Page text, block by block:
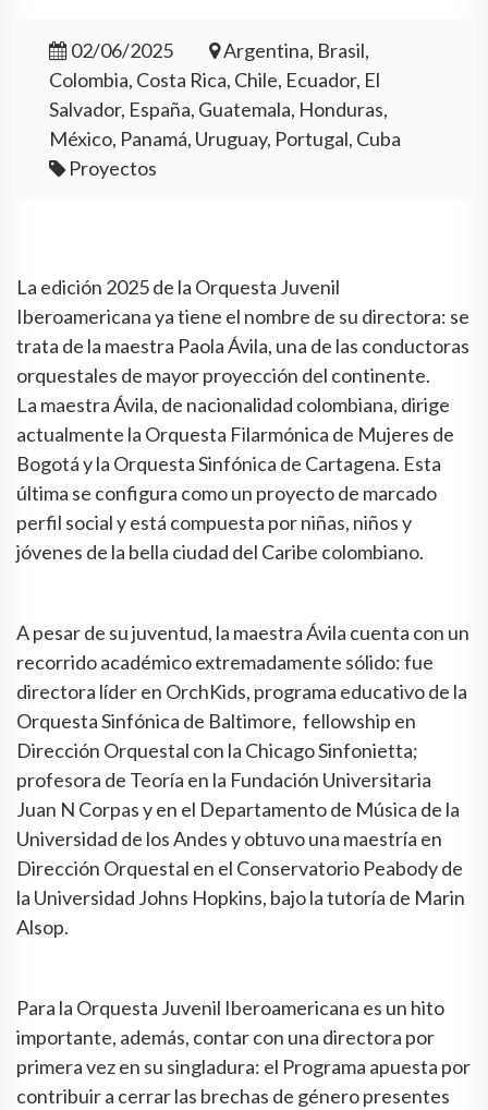
02/06/2025
Argentina, Brasil,
Colombia, Costa Rica, Chile, Ecuador, El
Salvador, España, Guatemala, Honduras,
México, Panamá, Uruguay, Portugal, Cuba
Proyectos
La edición 2025 de la Orquesta Juvenil
Iberoamericana ya tiene el nombre de su directora: se
trata de la maestra Paola Ávila, una de las conductoras
orquestales de mayor proyección del continente.
La maestra Ávila, de nacionalidad colombiana, dirige
actualmente la Orquesta Filarmónica de Mujeres de
Bogotá y la Orquesta Sinfónica de Cartagena. Esta
última se configura como un proyecto de marcado
perfil social y está compuesta por niñas, niños y
jóvenes de la bella ciudad del Caribe colombiano.
A pesar de su juventud, la maestra Ávila cuenta con un
recorrido académico extremadamente sólido: fue
directora líder en OrchKids, programa educativo de la
Orquesta Sinfónica de Baltimore, fellowship en
Dirección Orquestal con la Chicago Sinfonietta;
profesora de Teoría en la Fundación Universitaria
Juan N Corpas y en el Departamento de Música de la
Universidad de los Andes y obtuvo una maestría en
Dirección Orquestal en el Conservatorio Peabody de
la Universidad Johns Hopkins, bajo la tutoría de Marin
Alsop.
Para la Orquesta Juvenil Iberoamericana es un hito
importante, además, contar con una directora por
primera vez en su singladura: el Programa apuesta por
contribuir a cerrar las brechas de género presentes